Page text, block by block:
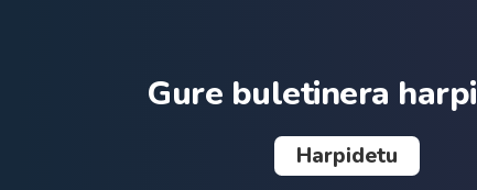
Gure buletinera
Harpidetu